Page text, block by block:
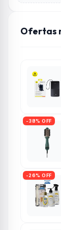
Ofertas
-38% OFF
-26% OFF